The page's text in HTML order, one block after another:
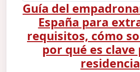
Guía del
España para
requisitos, cómo
por qué es clave
residencia